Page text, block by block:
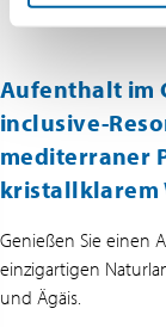
Aufenthalt im
inclusive-
mediterraner
kristallklarem
Genießen Sie einen
einzigartigen
und Ägäis.